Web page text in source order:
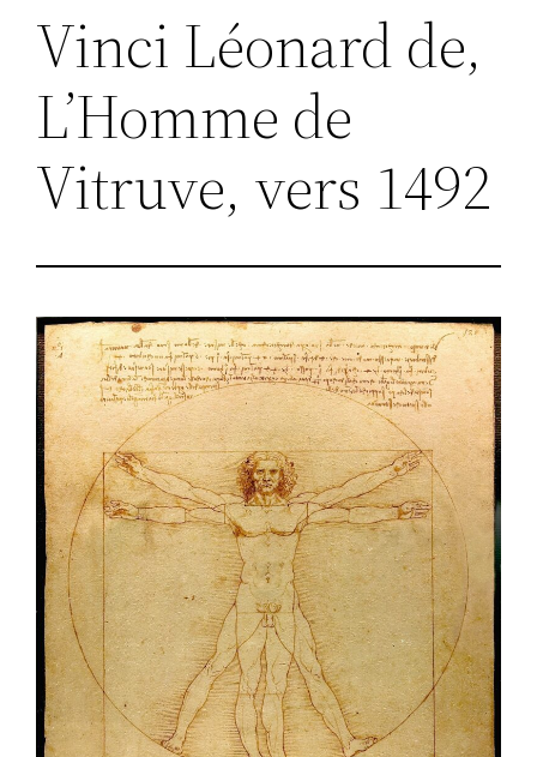
Vinci Léonard de,
L’Homme de
Vitruve, vers 1492